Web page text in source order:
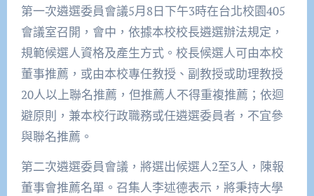
第一次遴選委員會議5月8日下午3時在台北校園405
會議室召開，會中，依據本校校長遴選辦法規定，
規範候選人資格及產生方式。校長候選人可由本校
董事推薦，或由本校專任教授、副教授或助理教授
20人以上聯名推薦，但推薦人不得重複推薦；依迴
避原則，兼本校行政職務或任遴選委員者，不宜參
與聯名推薦。
第二次遴選委員會議，將選出候選人2至3人，陳報
董事會推薦名單。召集人李述德表示，將秉持大學